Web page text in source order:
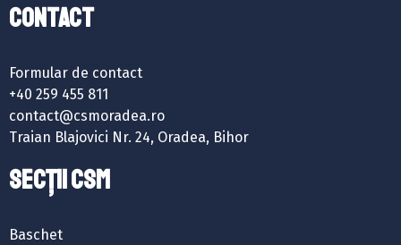
Contact
Formular de contact
+40 259 455 811
contact@csmoradea.ro
Traian Blajovici Nr. 24, Oradea, Bihor
SECȚII CSM
Baschet